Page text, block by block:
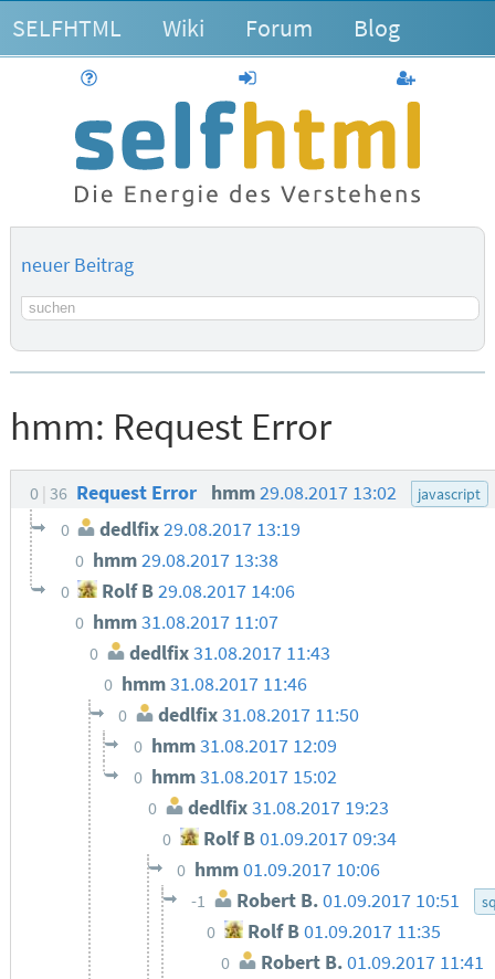
SELFHTML Wiki Forum Blog
anmelden
neuer Beitrag
Suchbegriff
hmm: Request Error
0 36 Request Error hmm29.08.2017 13:02 javascript
0 dedlfix29.08.2017 13:19
0 hmm29.08.2017 13:38
0 Rolf B29.08.2017 14:06
0 hmm31.08.2017 11:07
0 dedlfix31.08.2017 11:43
0 hmm31.08.2017 11:46
0 dedlfix31.08.2017 11:50
0 hmm31.08.2017 12:09
0 hmm31.08.2017 15:02
0 dedlfix 31.08.2017 19:23
0 Rolf B 01.09.2017 09:34
0 hmm01.09.2017 10:06
-1 Robert B.01.09.2017 10:51
0 Rolf B01.09.2017 11:35
0 Robert B. 01.09.2017 11:41